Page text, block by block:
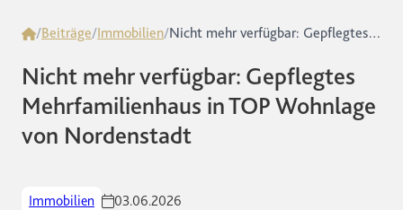
Home
/Beiträge/Immobilien/ Nicht mehr verfügbar: Gepflegtes Mehrfamilienhaus in TOP Wohnlage von Nordenstadt
Nicht mehr verfügbar: Gepflegtes
Mehrfamilienhaus in TOP Wohnlage
von Nordenstadt
Immobilien 03.06.2026